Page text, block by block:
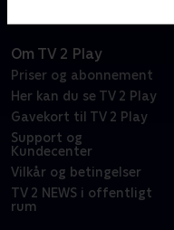
Om TV 2 Play
Priser og abonnement
Her kan du se TV 2 Play
Gavekort til TV 2 Play
Support og
Kundecenter
Vilkår og betingelser
TV 2 NEWS i offentligt
rum